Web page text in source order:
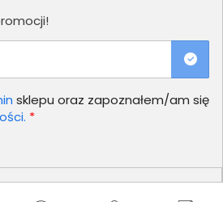
sklepu oraz zapoznałem/am się
*